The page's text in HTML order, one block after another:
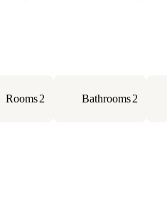
Rooms2 Bathrooms2